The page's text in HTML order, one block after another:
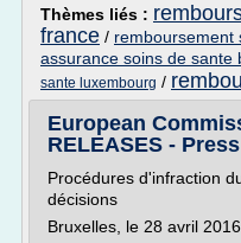
Thèmes liés :
france / remboursement
assurance soins de sante
sante luxembourg /
European
RELEASES -
Procédures d'infraction
décisions
Bruxelles, le 28 avril 2016